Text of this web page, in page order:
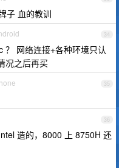
子 血的教训
34
？ 网络连接+各种环境只认
况之后再买
35
36
造的，8000 上 8750H 还